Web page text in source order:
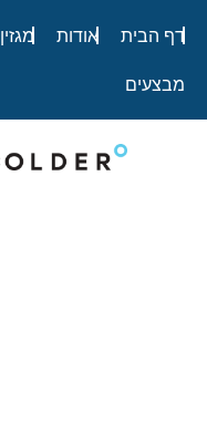
דף הבית
אודות מגזין
מבצעים